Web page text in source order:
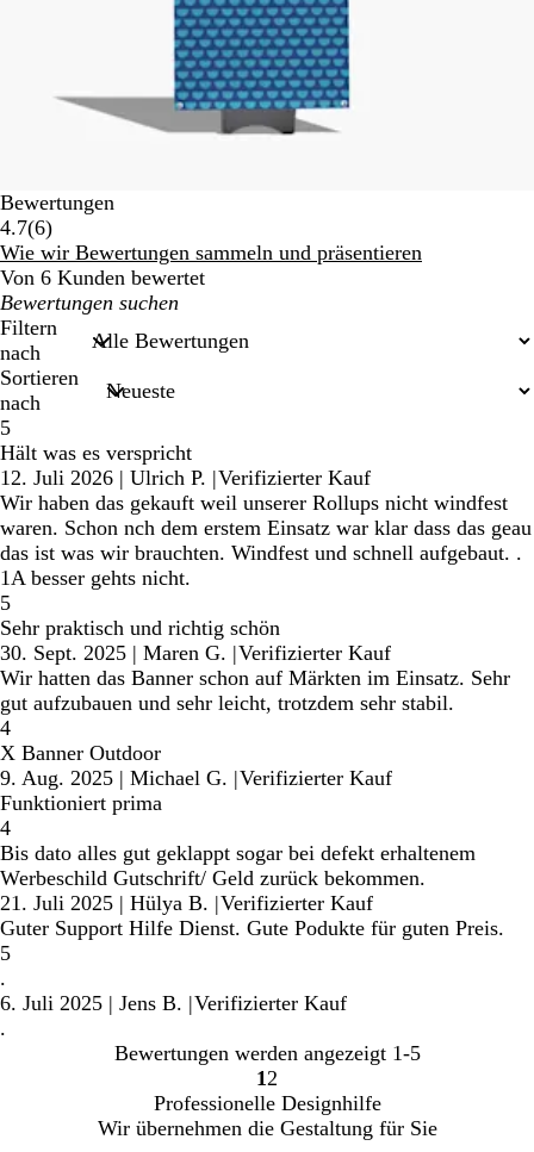
Bewertungen
4.7(66
Bewertungen
)
Wie wir Bewertungen sammeln und präsentieren
Von 6 Kunden bewertet
Meine
Sucheingaben
Filtern
nach
Sortieren
nach
5
Hält was es verspricht
12. Juli 2026 | Ulrich P. |Verifizierter Kauf
Wir haben das gekauft weil unserer Rollups nicht windfest
waren. Schon nch dem erstem Einsatz war klar dass das geau
das ist was wir brauchten. Windfest und schnell aufgebaut. .
1A besser gehts nicht.
5
Sehr praktisch und richtig schön
30. Sept. 2025 | Maren G. |Verifizierter Kauf
Wir hatten das Banner schon auf Märkten im Einsatz. Sehr
gut aufzubauen und sehr leicht, trotzdem sehr stabil.
4
X Banner Outdoor
9. Aug. 2025 | Michael G. |Verifizierter Kauf
Funktioniert prima
4
Bis dato alles gut geklappt sogar bei defekt erhaltenem
Werbeschild Gutschrift/ Geld zurück bekommen.
21. Juli 2025 | Hülya B. |Verifizierter Kauf
Guter Support Hilfe Dienst. Gute Podukte für guten Preis.
5
.
6. Juli 2025 | Jens B. |Verifizierter Kauf
.
Bewertungen werden angezeigt 1-5
Gehe
zu
Seite
1 Gehe
zu
Seite
2
Professionelle Designhilfe
Wir übernehmen die Gestaltung für Sie